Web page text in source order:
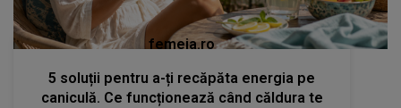
femeia.ro
5 soluții pentru a-ți recăpăta energia pe
caniculă. Ce funcționează când căldura te